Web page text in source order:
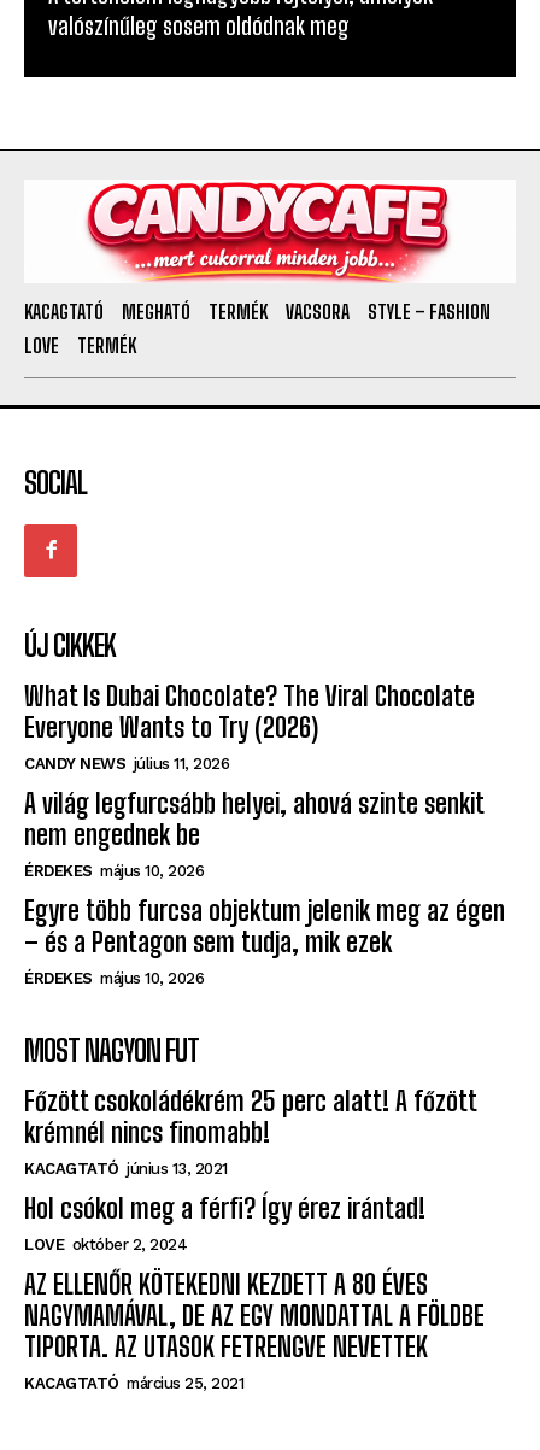
A történelem legnagyobb rejtélyei, amelyek
valószínűleg sosem oldódnak meg
KACAGTATÓ MEGHATÓ
SOCIAL
ÚJ CIKKEK
What Is Dubai Chocolate? The Viral Chocolate
Everyone Wants to Try (2026)
CANDY NEWS július 11, 2026
A világ legfurcsább helyei, ahová szinte senkit
nem engednek be
ÉRDEKES május 10, 2026
Egyre több furcsa objektum jelenik meg az égen
– és a Pentagon sem tudja, mik ezek
MOST NAGYON FUT
Főzött csokoládékrém 25 perc alatt! A főzött
krémnél nincs finomabb!
KACAGTATÓ június 13, 2021
Hol csókol meg a férfi? Így érez irántad!
LOVE október 2, 2024
AZ ELLENŐR KÖTEKEDNI KEZDETT A 80 ÉVES
NAGYMAMÁVAL, DE AZ EGY MONDATTAL A FÖLDBE
TIPORTA. AZ UTASOK FETRENGVE NEVETTEK